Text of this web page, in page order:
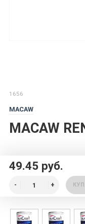
1656
MACAW
MACAW
49.45 руб.